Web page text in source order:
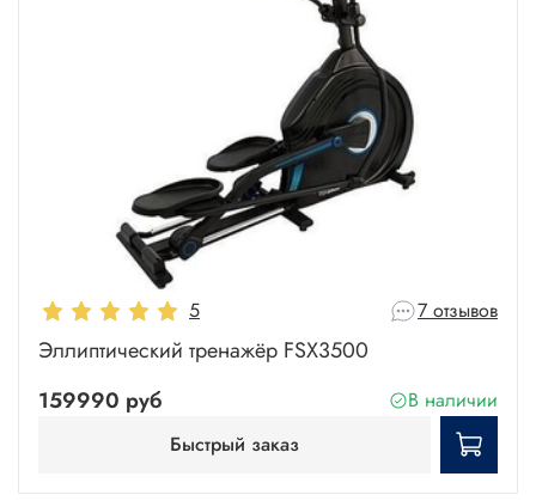
5 7 отзывов
Эллиптический тренажёр FSX3500
159990 руб
В наличии
Быстрый заказ